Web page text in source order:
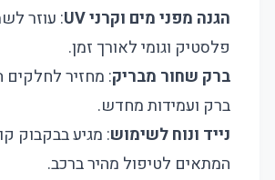
הגנה מפני מים וקרני UV
: עוזר
פלסטיק וגומי לאורך זמן.
ברק שחור מבריק: מחזיר לחלקים
ברק ועמידות מחדש.
נייד ונוח לשימוש: מגיע בבקבוק
המתאים לטיפול מהיר ברכב.